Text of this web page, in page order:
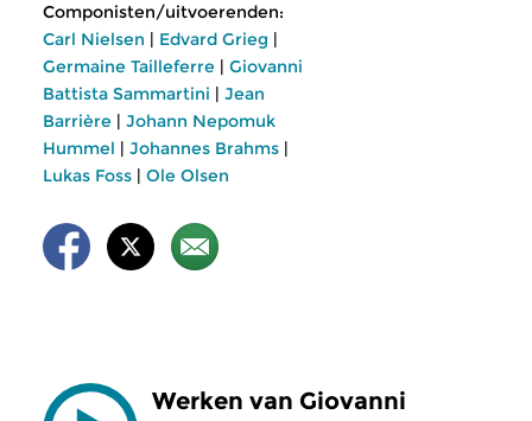
Componisten/uitvoerenden:
Carl Nielsen | Edvard Grieg |
Germaine Tailleferre | Giovanni
Battista Sammartini | Jean
Barrière | Johann Nepomuk
Hummel | Johannes Brahms |
Lukas Foss | Ole Olsen
Werken van Giovanni